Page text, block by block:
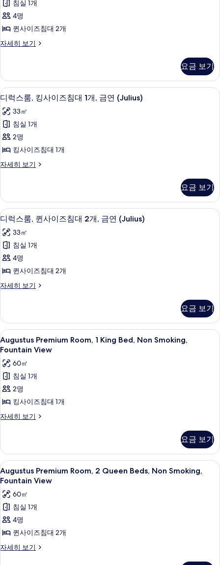
기
세
히
보
엄
룸,
사
즈
침
대
2
개,
금
연
(Palace)
모
두
보
기
침실 1개
4명
퀸사이즈침대 2개
자세히 보기
프
룸,
퀸
사
이
즈
침
대
2
개,
연
히
보
기
요금 보기
디
럭
스
룸,
킹
이
침
대
1
개,
금
연
(Julius)
사
두
보
기
필로우탑 침대, 객실 내 금고, 책상, 암
5
디럭스룸, 킹사이즈침대 1개, 금연 (Julius)
33㎡
침실 1개
2명
킹사이즈침대 1개
자세히 보기
디
킹
사
이
즈
침
대
개,
금
(Julius)
보
기
요금 보기
디
럭
스
룸,
퀸
이
침
대
2
개,
금
연
(Julius)
사
진
보
기
필로우탑 침대, 객실 내 금고, 책상, 암
5
디럭스룸, 퀸사이즈침대 2개, 금연 (Julius)
33㎡
침실 1개
4명
퀸사이즈침대 2개
자세히 보기
디
퀸
사
이
즈
대
2
개,
금
연
자
기
요금 보기
Augustus
Premium
Room,
1
King
Bed,
Non
Smoking,
사
진
모
두
보
기
필로우탑 침대, 객실 내 금고, 책상, 암
6
Augustus Premium Room, 1 King Bed, Non Smoking,
Fountain View
60㎡
침실 1개
2명
킹사이즈침대 1개
자세히 보기
Augustus
King
Bed,
Non
Smoking,
View
자
세
히
보
요금 보기
Augustus
Premium
Room,
2
Queen
Beds,
Non
Smoking,
필로우탑 침대, 객실 내 금고, 책상, 암
5
Augustus Premium Room, 2 Queen Beds, Non Smoking,
Fountain View
60㎡
침실 1개
4명
퀸사이즈침대 2개
자세히 보기
Augustus